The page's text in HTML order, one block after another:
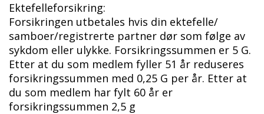
Ektefelleforsikring:
Forsikringen utbetales hvis din ektefelle/
samboer/registrerte partner dør som følge av
sykdom eller ulykke. Forsikringssummen er 5 G.
Etter at du som medlem fyller 51 år reduseres
forsikringssummen med 0,25 G per år. Etter at
du som medlem har fylt 60 år er
forsikringssummen 2,5 g